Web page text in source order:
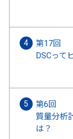
第17回
DSCって
第6回
質量分析
は？